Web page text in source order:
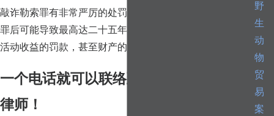
敲诈勒索罪有非常严厉的处罚。敲诈勒索属于B级重罪，定
罪后可能导致最高达二十五年的监禁，并且附加三倍于犯罪
活动收益的罚款，甚至财产的没收。
一个电话就可以联络到资深纽约刑事辩护
律师！
野
生
动
物
贸
易
案